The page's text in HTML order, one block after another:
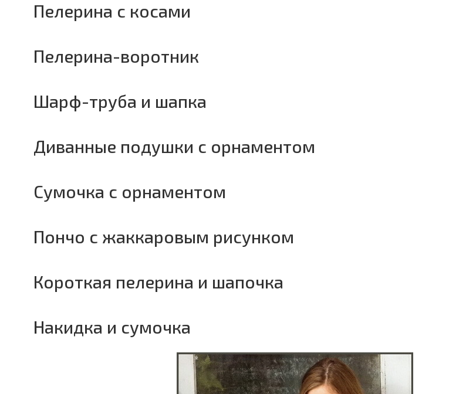
Пелерина с косами
Пелерина-воротник
Шарф-труба и шапка
Диванные подушки с орнаментом
Сумочка с орнаментом
Пончо с жаккаровым рисунком
Короткая пелерина и шапочка
Накидка и сумочка